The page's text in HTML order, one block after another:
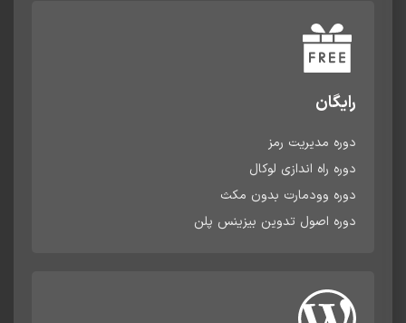
رایگان
دوره مدیریت رمز
دوره راه اندازی لوکال
دوره وودمارت بدون مکث
دوره اصول تدوین بیزینس پلن